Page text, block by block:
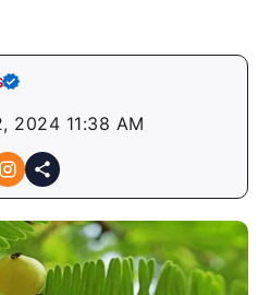
2024 11:38 AM